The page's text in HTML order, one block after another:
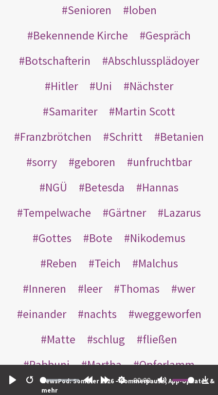
Restart
00:00
NewsPod: Sommer 2026 – Sommerpause, App-Updates &
mehr
Senioren
loben
Bekennende Kirche
Gespräch
Botschafterin
Abschlussplädoyer
Hitler
Uni
Nächster
Samariter
Martin Scott
Franzbrötchen
Schritt
Betanien
sorry
geboren
unfruchtbar
NGÜ
Betesda
Hannas
Tempelwache
Gärtner
Lazarus
Gottes
Bote
Nikodemus
Reben
Teich
Malchus
Inneren
leer Thomas
wer
einander
nachts
weggeworfen
Matte
schlug
fließen
Rabbuni
Martha
Opferlamm
gewaschen
jüdischen